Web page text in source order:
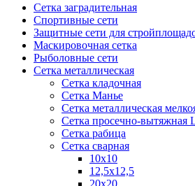
Сетка заградительная
Спортивные сети
Защитные сети для
Маскировочная сетка
Рыболовные сети
Сетка металлическая
Сетка кладочная
Сетка Манье
Сетка металлическая
Сетка просечно-
Сетка рабица
Сетка сварная
10х10
12,5х12,5
20х20